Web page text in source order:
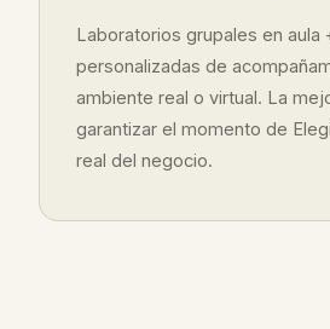
Laboratorios grupales en aula
personalizadas de
ambiente real o virtual. La
garantizar el momento de
real del negocio.